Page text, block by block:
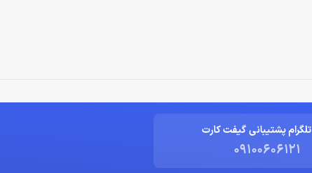
تلگرام پشتیبانی گیفت کارت
09100606121